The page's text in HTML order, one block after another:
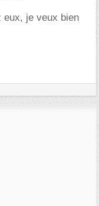
eux, je veux bien